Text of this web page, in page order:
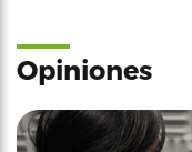
Opiniones